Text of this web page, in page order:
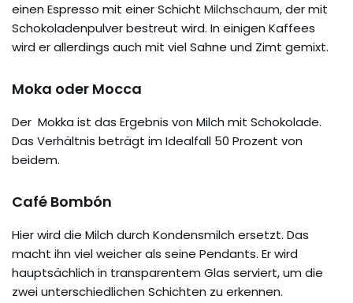
einen Espresso mit einer Schicht Milchschaum, der mit
Schokoladenpulver bestreut wird. In einigen Kaffees
wird er allerdings auch mit viel Sahne und Zimt gemixt.
Moka oder Mocca
Der Mokka ist das Ergebnis von Milch mit Schokolade.
Das Verhältnis beträgt im Idealfall 50 Prozent von
beidem.
Café Bombón
Hier wird die Milch durch Kondensmilch ersetzt. Das
macht ihn viel weicher als seine Pendants. Er wird
hauptsächlich in transparentem Glas serviert, um die
zwei unterschiedlichen Schichten zu erkennen.